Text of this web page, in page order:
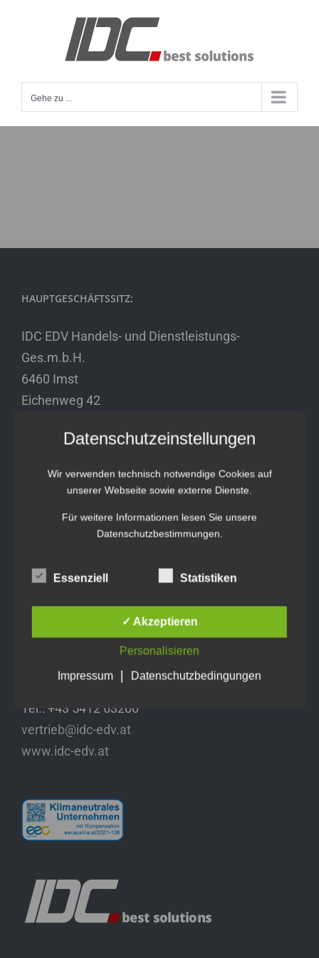
Gehe zu ...
HAUPTGESCHÄFTSSITZ:
IDC EDV Handels- und Dienstleistungs-
Ges.m.b.H.
6460 Imst
Eichenweg 42
vertrieb@idc-edv.at
FERNWARTUNG
WEITERER STANDORT:
IDC EDV Handels- und Dienstleistungs-
Höttinger Gasse 1
Tel.: +43 5412 63200
vertrieb@idc-edv.at
www.idc-edv.at
Datenschutzeinstellungen
Wir verwenden technisch notwendige Cookies auf
unserer Webseite sowie externe Dienste.
Für weitere Informationen lesen Sie unsere
Datenschutzbestimmungen
Essenziell Statistiken
✓ Akzeptieren
Personalisieren
Impressum | Datenschutzbedingungen